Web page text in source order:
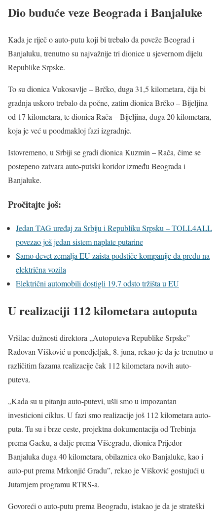
Dio buduće veze Beograda i Banjaluke
Kada je riječ o auto-putu koji bi trebalo da poveže Beograd i
Banjaluku, trenutno su najvažnije tri dionice u sjevernom dijelu
Republike Srpske.
To su dionica Vukosavlje – Brčko, duga 31,5 kilometara, čija bi
gradnja uskoro trebalo da počne, zatim dionica Brčko – Bijeljina
od 17 kilometara, te dionica Rača – Bijeljina, duga 20 kilometara,
koja je već u poodmakloj fazi izgradnje.
Istovremeno, u Srbiji se gradi dionica Kuzmin – Rača, čime se
postepeno zatvara auto-putski koridor između Beograda i
Banjaluke.
Pročitajte još:
Jedan TAG uređaj za Srbiju i Republiku Srpsku – TOLL4ALL
povezao još jedan sistem naplate putarine
Samo devet zemalja EU zaista podstiče kompanije da pređu na
električna vozila
Električni automobili dostigli 19,7 odsto tržišta u EU
U realizaciji 112 kilometara autoputa
Vršilac dužnosti direktora „Autoputeva Republike Srpske”
Radovan Višković u ponedjeljak, 8. juna, rekao je da je trenutno u
različitim fazama realizacije čak 112 kilometara novih auto-
puteva.
„Kada su u pitanju auto-putevi, ušli smo u impozantan
investicioni ciklus. U fazi smo realizacije još 112 kilometara auto-
puta. Tu su i brze ceste, projektna dokumentacija od Trebinja
prema Gacku, a dalje prema Višegradu, dionica Prijedor –
Banjaluka duga 40 kilometara, obilaznica oko Banjaluke, kao i
auto-put prema Mrkonjić Gradu”, rekao je Višković gostujući u
Jutarnjem programu RTRS-a.
Govoreći o auto-putu prema Beogradu, istakao je da je strateški